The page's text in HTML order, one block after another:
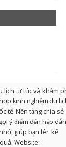
lịch tự túc và khám
kinh nghiệm du
tế. Nền tảng chia sẻ
ý điểm đến hấp dẫn
giúp bạn lên kế
Website: